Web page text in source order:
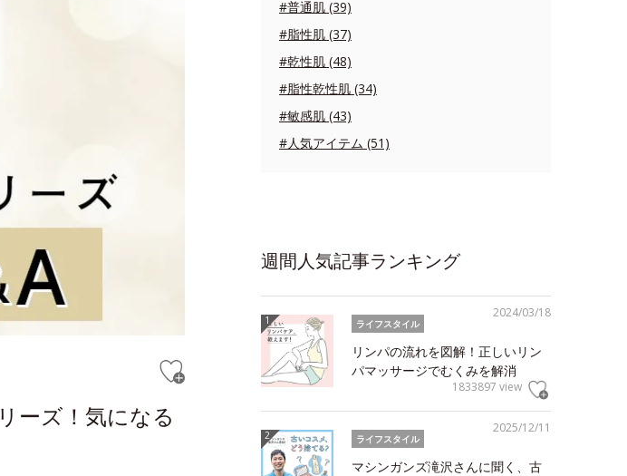
ーズ！気になる
#普通肌 (39)
#脂性肌 (37)
#乾性肌 (48)
#脂性乾性肌 (34)
#敏感肌 (43)
#人気アイテム (51)
週間人気記事ランキング
2024/03/18
ライフスタイル
リンパの流れを図解！正しいリン
パマッサージでむくみを解消
1833897 view
2025/12/11
ライフスタイル
マシンガンズ滝沢さんに聞く、古